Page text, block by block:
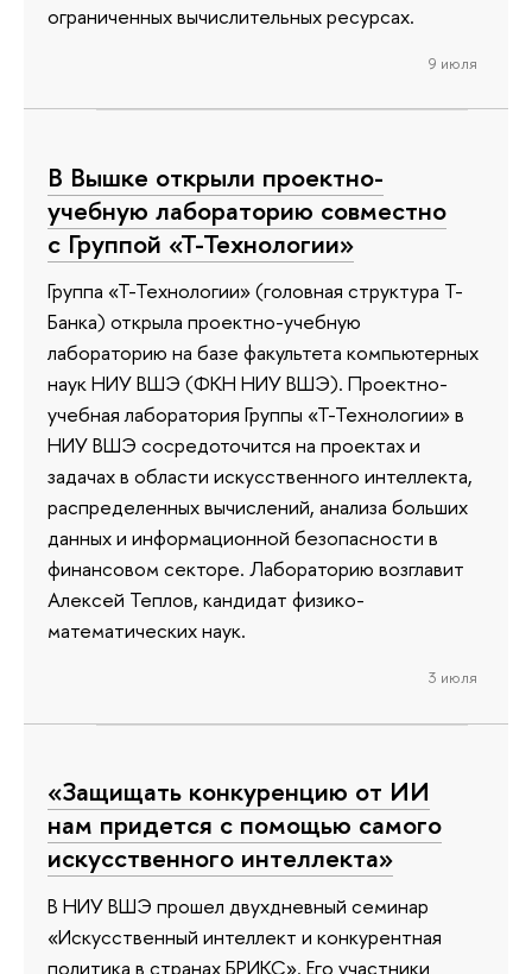
ограниченных вычислительных ресурсах.
9 июля
В Вышке открыли проектно-
учебную лабораторию совместно
с Группой «Т-Технологии»
Группа «Т-Технологии» (головная структура Т-
Банка) открыла проектно-учебную
лабораторию на базе факультета компьютерных
наук НИУ ВШЭ (ФКН НИУ ВШЭ). Проектно-
учебная лаборатория Группы «Т-Технологии» в
НИУ ВШЭ сосредоточится на проектах и
задачах в области искусственного интеллекта,
распределенных вычислений, анализа больших
данных и информационной безопасности в
финансовом секторе. Лабораторию возглавит
Алексей Теплов, кандидат физико-
математических наук.
3 июля
«Защищать конкуренцию от ИИ
нам придется с помощью самого
искусственного интеллекта»
В НИУ ВШЭ прошел двухдневный семинар
«Искусственный интеллект и конкурентная
политика в странах БРИКС». Его участники